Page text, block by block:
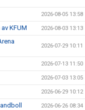
2026-08-05 13:58
KFUM 2026-08-03 13:13
2026-07-29 10:11
2026-07-13 11:50
2026-07-03 13:05
2026-06-29 10:12
2026-06-26 08:34